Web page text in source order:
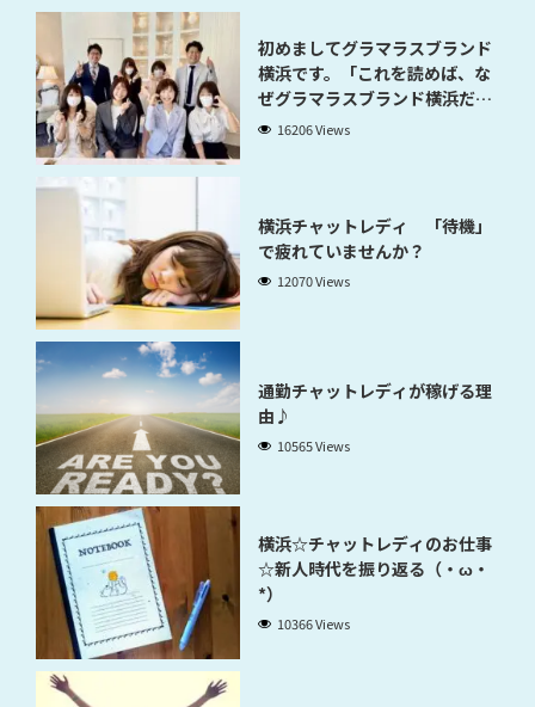
初めましてグラマラスブランド
横浜です。「これを読めば、な
ぜグラマラスブランド横浜だと
稼げるのかが分かります」
16206 Views
横浜チャットレディ 「待機」
で疲れていませんか？
12070 Views
通勤チャットレディが稼げる理
由♪
10565 Views
横浜☆チャットレディのお仕事
☆新人時代を振り返る（・ω・
*）
10366 Views